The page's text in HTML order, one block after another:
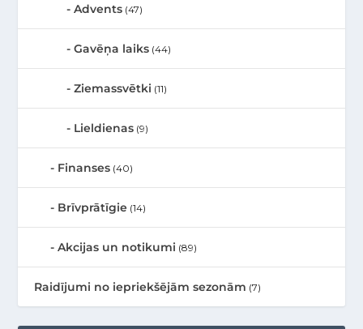
Advents (47)
Gavēņa laiks (44)
Ziemassvētki (11)
Lieldienas (9)
Finanses (40)
Brīvprātīgie (14)
Akcijas un notikumi (89)
Raidījumi no iepriekšējām sezonām (7)